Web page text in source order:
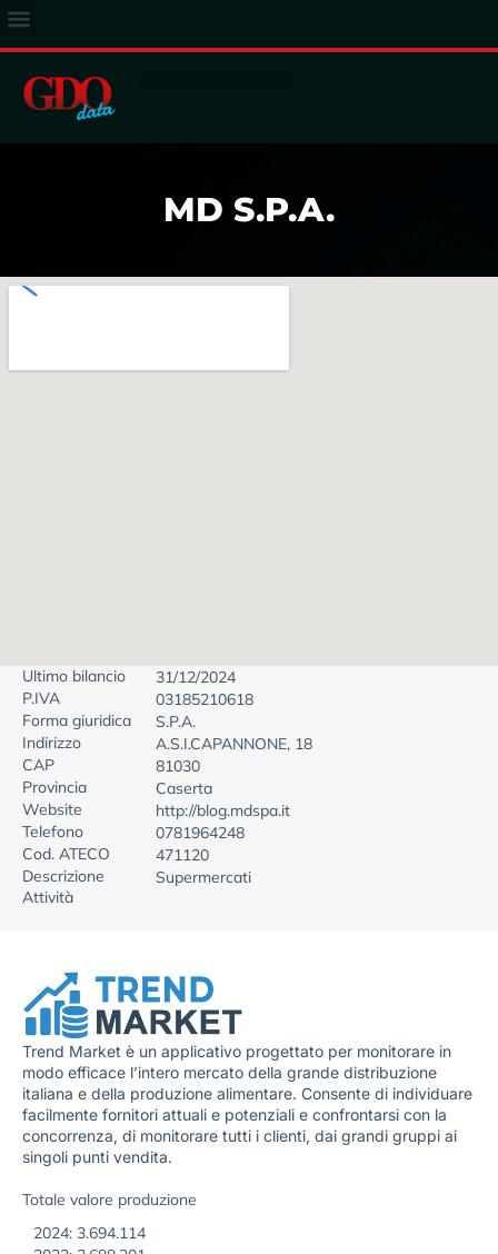
MD S.P.A.
Ultimo bilancio
31/12/2024
P.IVA
03185210618
Forma giuridica
S.P.A.
Indirizzo
A.S.I.CAPANNONE, 18
CAP
81030
Provincia
Caserta
Website
http://blog.mdspa.it
Telefono
0781964248
Cod. ATECO
471120
Descrizione
Attività
Supermercati
Trend Market è un applicativo progettato per monitorare in
modo efficace l’intero mercato della grande distribuzione
italiana e della produzione alimentare. Consente di individuare
facilmente fornitori attuali e potenziali e confrontarsi con la
concorrenza, di monitorare tutti i clienti, dai grandi gruppi ai
singoli punti vendita.
Totale valore produzione
2024: 3.694.114